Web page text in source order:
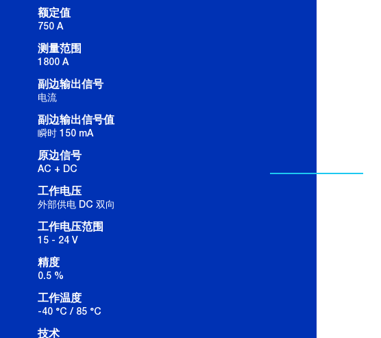
额定值
750 A
测量范围
1800 A
副边输出信号
电流
副边输出信号值
瞬时 150 mA
原边信号
AC + DC
工作电压
外部供电 DC 双向
工作电压范围
15 - 24 V
精度
0.5 %
工作温度
-40 °C / 85 °C
技术